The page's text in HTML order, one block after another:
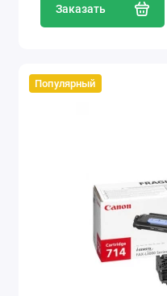
Заказать
Популярный